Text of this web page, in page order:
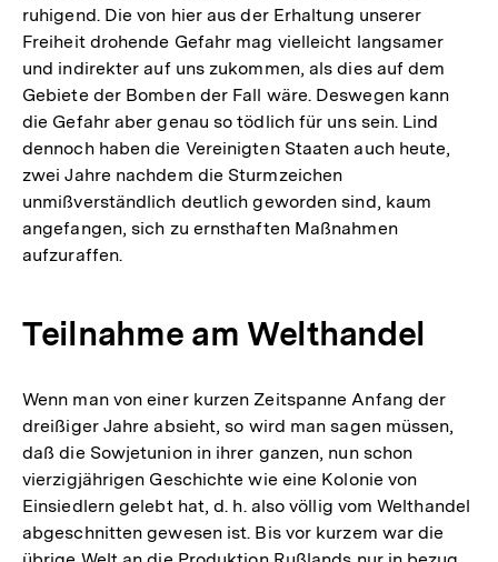
ruhigend. Die von hier aus der Erhaltung unserer
Freiheit drohende Gefahr mag vielleicht langsamer
und indirekter auf uns zukommen, als dies auf dem
Gebiete der Bomben der Fall wäre. Deswegen kann
die Gefahr aber genau so tödlich für uns sein. Lind
dennoch haben die Vereinigten Staaten auch heute,
zwei Jahre nachdem die Sturmzeichen
unmißverständlich deutlich geworden sind, kaum
angefangen, sich zu ernsthaften Maßnahmen
aufzuraffen.
Teilnahme am Welthandel
Wenn man von einer kurzen Zeitspanne Anfang der
dreißiger Jahre absieht, so wird man sagen müssen,
daß die Sowjetunion in ihrer ganzen, nun schon
vierzigjährigen Geschichte wie eine Kolonie von
Einsiedlern gelebt hat, d. h. also völlig vom Welthandel
abgeschnitten gewesen ist. Bis vor kurzem war die